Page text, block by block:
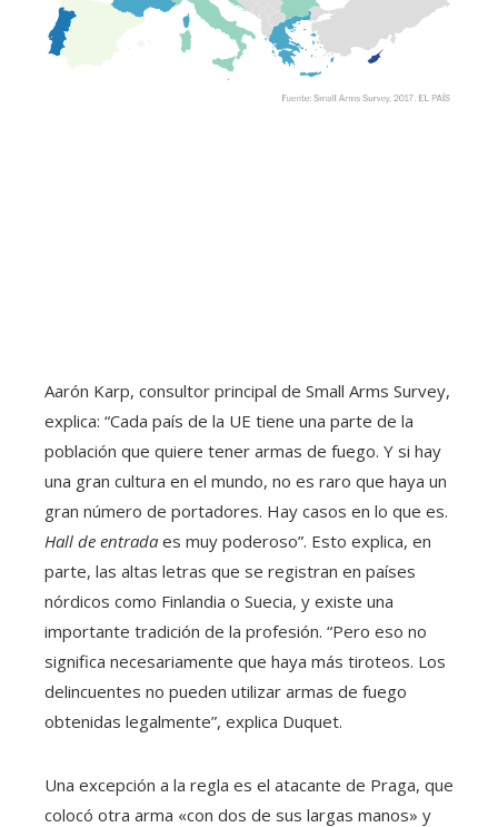
Aarón Karp, consultor principal de Small Arms Survey,
explica: “Cada país de la UE tiene una parte de la
población que quiere tener armas de fuego. Y si hay
una gran cultura en el mundo, no es raro que haya un
gran número de portadores. Hay casos en lo que es.
Hall de entrada es muy poderoso”. Esto explica, en
parte, las altas letras que se registran en países
nórdicos como Finlandia o Suecia, y existe una
importante tradición de la profesión. “Pero eso no
significa necesariamente que haya más tiroteos. Los
delincuentes no pueden utilizar armas de fuego
obtenidas legalmente”, explica Duquet.
Una excepción a la regla es el atacante de Praga, que
colocó otra arma «con dos de sus largas manos» y